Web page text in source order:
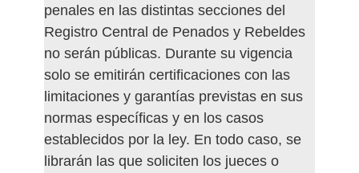
penales en las distintas secciones del
Registro Central de Penados y Rebeldes
no serán públicas. Durante su vigencia
solo se emitirán certificaciones con las
limitaciones y garantías previstas en sus
normas específicas y en los casos
establecidos por la ley. En todo caso, se
librarán las que soliciten los jueces o